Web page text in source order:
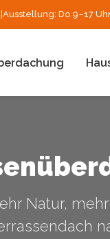
Ausstellung: Do 9–17
Natur,